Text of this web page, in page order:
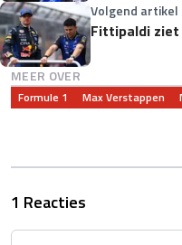
Volgend artikel
Fittipaldi ziet
MEER OVER
Formule 1 Max Verstappen
1 Reacties